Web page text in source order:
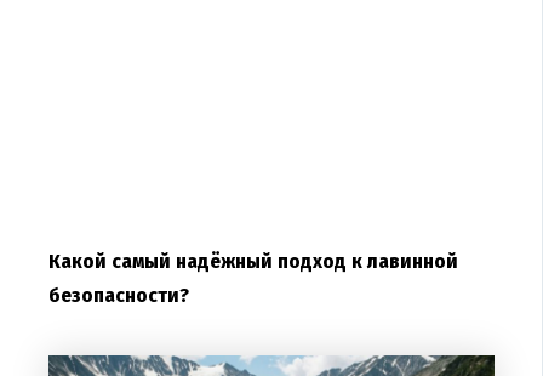
Какой самый надёжный подход к лавинной
безопасности?